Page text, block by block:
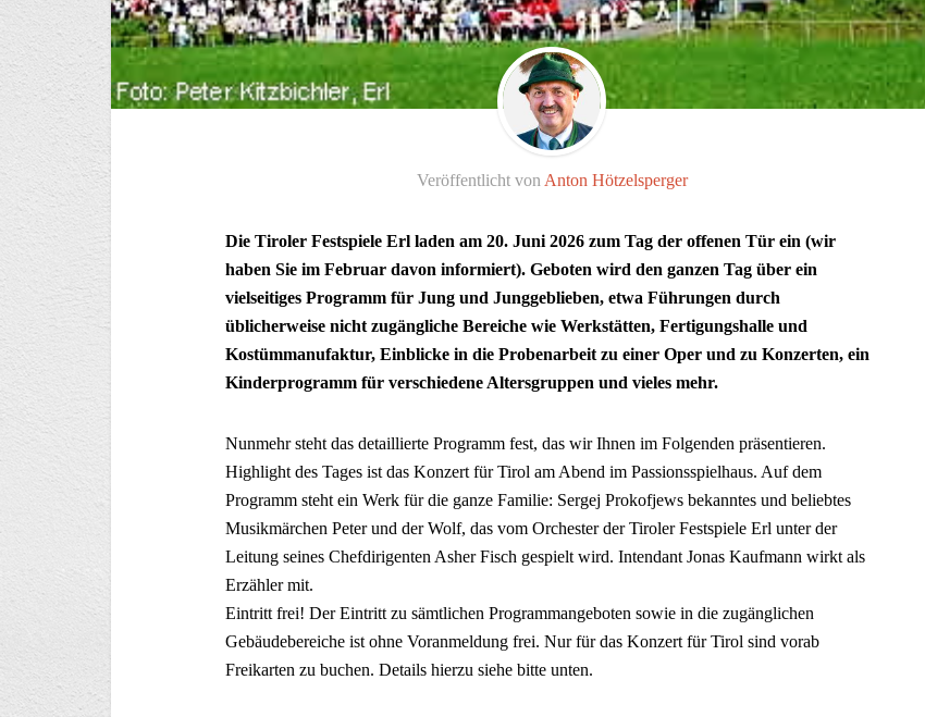
Veröffentlicht von Anton Hötzelsperger
Die Tiroler Festspiele Erl laden am 20. Juni 2026 zum Tag der offenen Tür ein (wir
haben Sie im Februar davon informiert). Geboten wird den ganzen Tag über ein
vielseitiges Programm für Jung und Junggeblieben, etwa Führungen durch
üblicherweise nicht zugängliche Bereiche wie Werkstätten, Fertigungshalle und
Kostümmanufaktur, Einblicke in die Probenarbeit zu einer Oper und zu Konzerten, ein
Kinderprogramm für verschiedene Altersgruppen und vieles mehr.
Nunmehr steht das detaillierte Programm fest, das wir Ihnen im Folgenden präsentieren.
Highlight des Tages ist das Konzert für Tirol am Abend im Passionsspielhaus. Auf dem
Programm steht ein Werk für die ganze Familie: Sergej Prokofjews bekanntes und beliebtes
Musikmärchen Peter und der Wolf, das vom Orchester der Tiroler Festspiele Erl unter der
Leitung seines Chefdirigenten Asher Fisch gespielt wird. Intendant Jonas Kaufmann wirkt als
Erzähler mit.
Eintritt frei! Der Eintritt zu sämtlichen Programmangeboten sowie in die zugänglichen
Gebäudebereiche ist ohne Voranmeldung frei. Nur für das Konzert für Tirol sind vorab
Freikarten zu buchen. Details hierzu siehe bitte unten.